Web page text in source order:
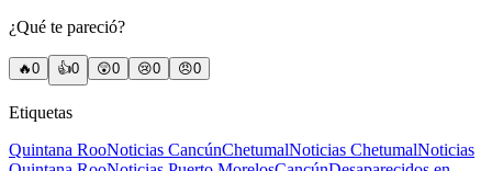
¿Qué te pareció?
🔥0 👍0 😲0 😢0 😠0
Etiquetas
Quintana RooNoticias CancúnChetumalNoticias ChetumalNoticias